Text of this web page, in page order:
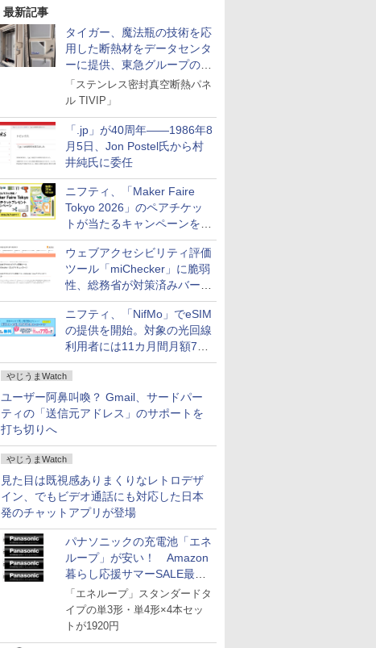
最新記事
タイガー、魔法瓶の技術を応
用した断熱材をデータセンタ
ーに提供、東急グループの実
証実験で
「ステンレス密封真空断熱パネ
ル TIVIP」
「.jp」が40周年――1986年8
月5日、Jon Postel氏から村
井純氏に委任
ニフティ、「Maker Faire
Tokyo 2026」のペアチケッ
トが当たるキャンペーンをX
で実施。8月16日まで
ウェブアクセシビリティ評価
ツール「miChecker」に脆弱
性、総務省が対策済みバージ
ョンへの更新を呼び掛け
ニフティ、「NifMo」でeSIM
の提供を開始。対象の光回線
利用者には11カ月間月額770
円割引のキャンペーン
やじうまWatch
ユーザー阿鼻叫喚？ Gmail、サードパー
ティの「送信元アドレス」のサポートを
打ち切りへ
やじうまWatch
見た目は既視感ありまくりなレトロデザ
イン、でもビデオ通話にも対応した日本
発のチャットアプリが登場
パナソニックの充電池「エネ
ループ」が安い！ Amazon
暮らし応援サマーSALE最終
日
「エネループ」スタンダードタ
イプの単3形・単4形×4本セッ
トが1920円